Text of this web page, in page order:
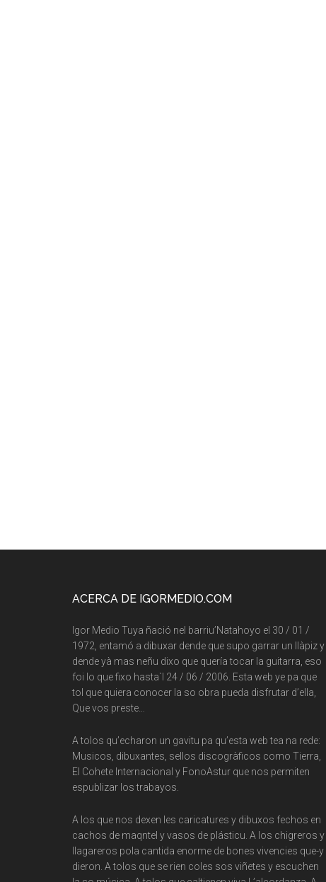
ACERCA DE IGORMEDIO.COM
Igor Medio Tuya ñació nel barriu’Natahoyo el 30 / 01 /
1972, entamó a dibuxar dende que supo garrar un llàpiz y
dende yà mas neñu dixo que quería tocar la guitarra, eso
foi lo que fixo hasta`l 24 / 06 / 2006. Esta web ye pa que
tol que quiera conocer la so obra pueda disfrutar d’ella,
Que vos preste…
A tolos qu’echaron un gavitu pa qu’esta web tea na rede:
Musicos, dibuxantes, sellos discogràficos como Tierra,
El Cohete Internacional y FonoAstur que nos permiten
espublizar los trabayos.
A los que nos dexen les caricatures y dibuxos fechos en
cachos de maqntel y vasos de plásticu. A los chigreros y
llagareros pola cantida enorme de bones vivencies que-y
dieron. A tolos que se rien coles sos viñetes y escuchen